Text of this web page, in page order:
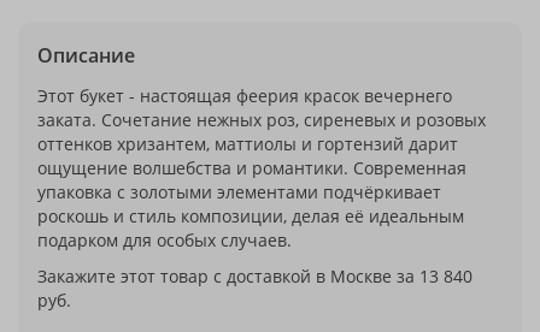
Описание
Этот букет - настоящая феерия красок вечернего
заката. Сочетание нежных роз, сиреневых и розовых
оттенков хризантем, маттиолы и гортензий дарит
ощущение волшебства и романтики. Современная
упаковка с золотыми элементами подчёркивает
роскошь и стиль композиции, делая её идеальным
подарком для особых случаев.
Закажите этот товар с доставкой в Москве за 13 840
руб.